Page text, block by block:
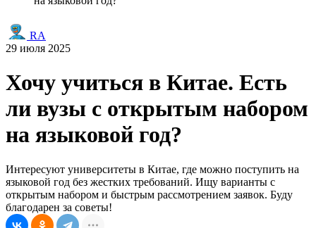
RA
29 июля 2025
Хочу учиться в Китае. Есть
ли вузы с открытым набором
на языковой год?
Интересуют университеты в Китае, где можно поступить на
языковой год без жестких требований. Ищу варианты с
открытым набором и быстрым рассмотрением заявок. Буду
благодарен за советы!